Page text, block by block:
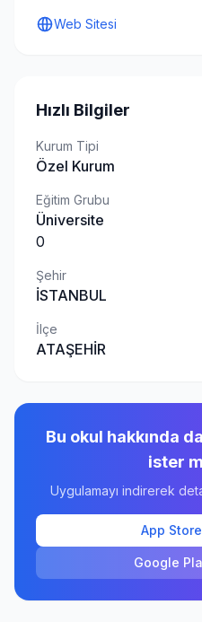
Web Sitesi
Hızlı Bilgiler
Kurum Tipi
Özel Kurum
Eğitim Grubu
Üniversite
0
Şehir
İSTANBUL
İlçe
ATAŞEHİR
Bu okul hakkında
ister
Uygulamayı indirerek
App
Google